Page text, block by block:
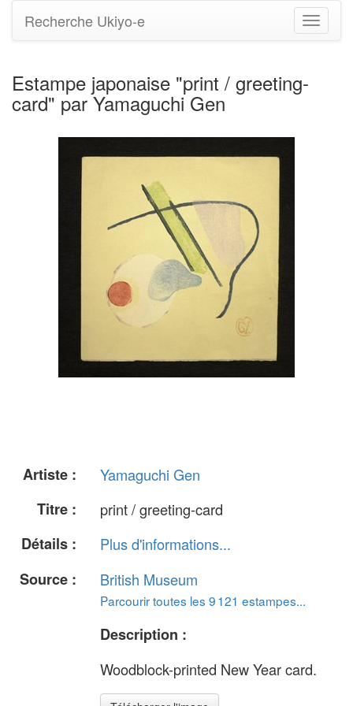
Basculer
la
Recherche Ukiyo-e
Estampe japonaise "print / greeting-
card" par Yamaguchi Gen
Artiste :
Yamaguchi Gen
Titre :
print / greeting-card
Détails :
Plus d'informations...
Source :
British Museum
Parcourir toutes les 9 121 estampes...
Description :
Woodblock-printed New Year card.